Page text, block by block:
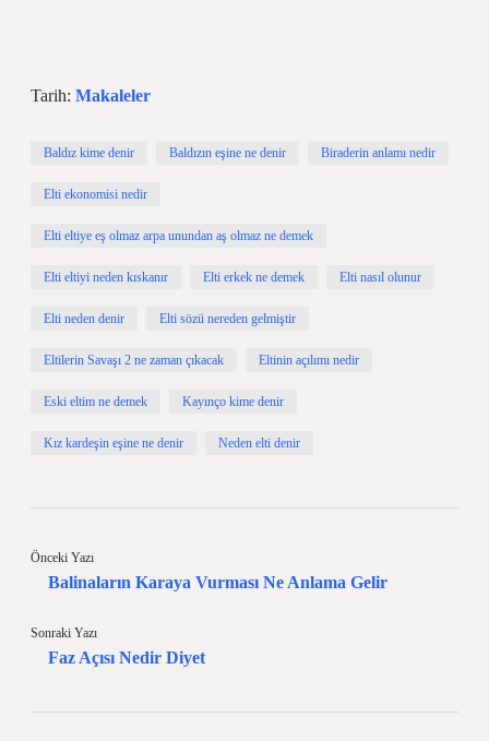
Tarih: Makaleler
Baldız kime denir Baldızın eşine ne denir Biraderin anlamı nedir
Elti ekonomisi nedir
Elti eltiye eş olmaz arpa unundan aş olmaz ne demek
Elti eltiyi neden kıskanır Elti erkek ne demek Elti nasıl olunur
Elti neden denir Elti sözü nereden gelmiştir
Eltilerin Savaşı 2 ne zaman çıkacak Eltinin açılımı nedir
Eski eltim ne demek Kayınço kime denir
Kız kardeşin eşine ne denir Neden elti denir
Önceki Yazı
Balinaların Karaya Vurması Ne Anlama Gelir
Sonraki Yazı
Faz Açısı Nedir Diyet